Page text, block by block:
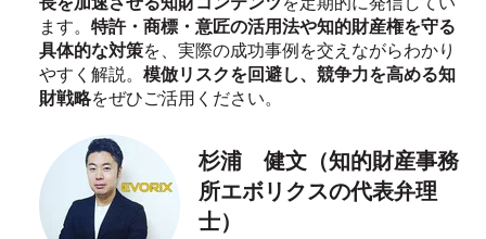
ます。 特許・商標・意匠の活用法や知的財産権を守る
具体的な対策を、実際の成功事例を交えながらわかり
やすく解説。 模倣リスクを回避し、競争力を高める知
財戦略をぜひご活用ください。
杉浦 健文（知的財産事務
所エボリクスの代表弁理
士）